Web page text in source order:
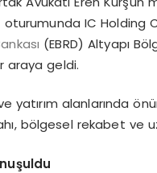
IC Holding
(EBRD) Altyapı
araya geldi.
yatırım alanlarında
bölgesel rekabet